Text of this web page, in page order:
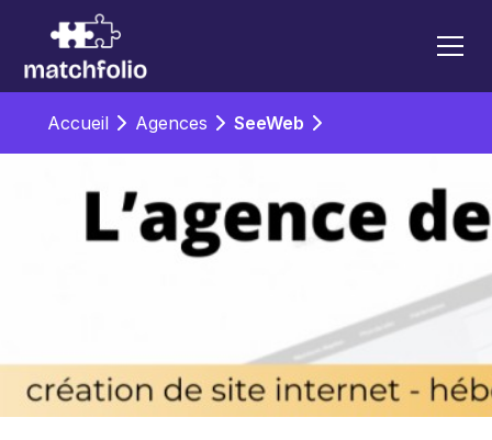
Accueil Agences SeeWeb